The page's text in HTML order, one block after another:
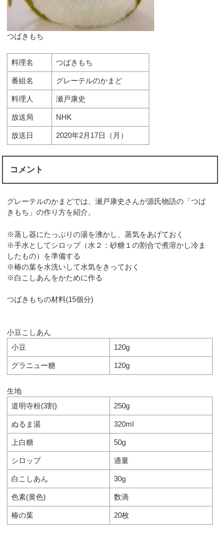
つばきもち
料理名 つばきもち
番組名 グレーテルのかまど
料理人 瀬戸康史
放送局 NHK
放送日 2020年2月17日（月）
コメント
グレーテルのかまどでは、瀬戸康史さんが源氏物語の「つば
きもち」の作り方を紹介。
※蒸し器にたっぷりの湯を沸かし、蒸気をあげておく
※手水としてシロップ（水２：砂糖１の割合で煮溶かし冷ま
したもの）を準備する
※椿の葉を水洗いして水気をきっておく
※白こしあんをかために作る
つばきもちの材料(15個分)
小豆こしあん
小豆
120g
グラニュー糖 120g
生地
道明寺粉(3割)
250g
ぬるま湯 320ml
上白糖 50g
シロップ 適量
白こしあん 30g
色素(黄色) 数滴
椿の葉 20枚